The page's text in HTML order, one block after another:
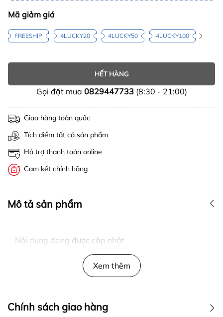
Mã giảm giá
FREESHIP 4LUCKY20 4LUCKY50 4LUCKY100
HẾT HÀNG
Gọi đặt mua 0829447733(8:30 - 21:00)
Giao hàng toàn quốc
Tích điểm tất cả sản phẩm
Hỗ trợ thanh toán online
Cam kết chính hãng
Mô tả sản phẩm
Nội dung đang được cập nhật
Xem thêm
Chính sách giao hàng